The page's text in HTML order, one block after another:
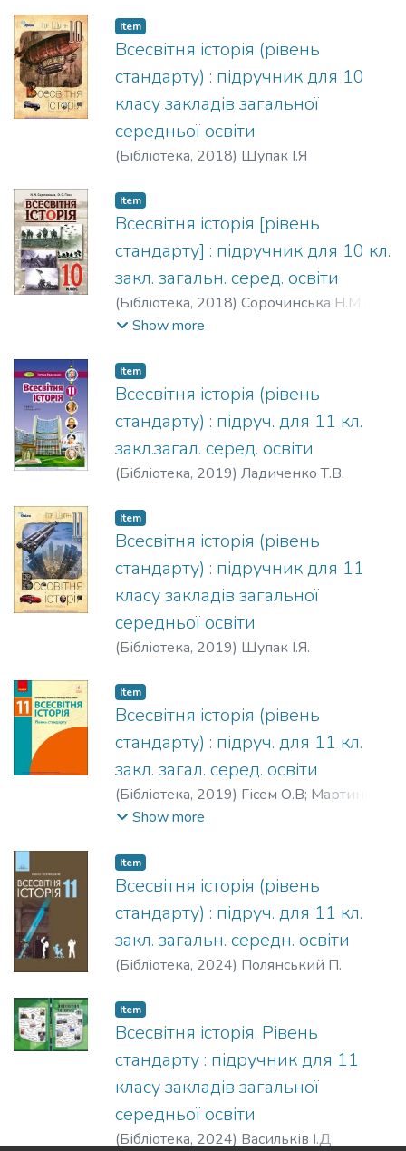
Item
Всесвітня історія (рівень
стандарту) : підручник для 10
класу закладів загальної
середньої освіти
(Бібліотека, 2018) Щупак І.Я
Item
Всесвітня історія [рівень
стандарту] : підручник для 10 кл.
закл. загальн. серед. освіти
(Бібліотека, 2018) Сорочинська Н.М.
Гісем О.О.
Show more
Item
Всесвітня історія (рівень
стандарту) : підруч. для 11 кл.
закл.загал. серед. освіти
(Бібліотека, 2019) Ладиченко Т.В.
Item
Всесвітня історія (рівень
стандарту) : підручник для 11
класу закладів загальної
середньої освіти
(Бібліотека, 2019) Щупак І.Я.
Item
Всесвітня історія (рівень
стандарту) : підруч. для 11 кл.
закл. загал. серед. освіти
(Бібліотека, 2019) Гісем О.В; Мартинюк
О.О.Show more
Item
Всесвітня історія (рівень
стандарту) : підруч. для 11 кл.
закл. загальн. середн. освіти
(Бібліотека, 2024) Полянський П.
Item
Всесвітня історія. Рівень
стандарту : підручник для 11
класу закладів загальної
середньої освіти
(Бібліотека, 2024) Васильків І.Д;